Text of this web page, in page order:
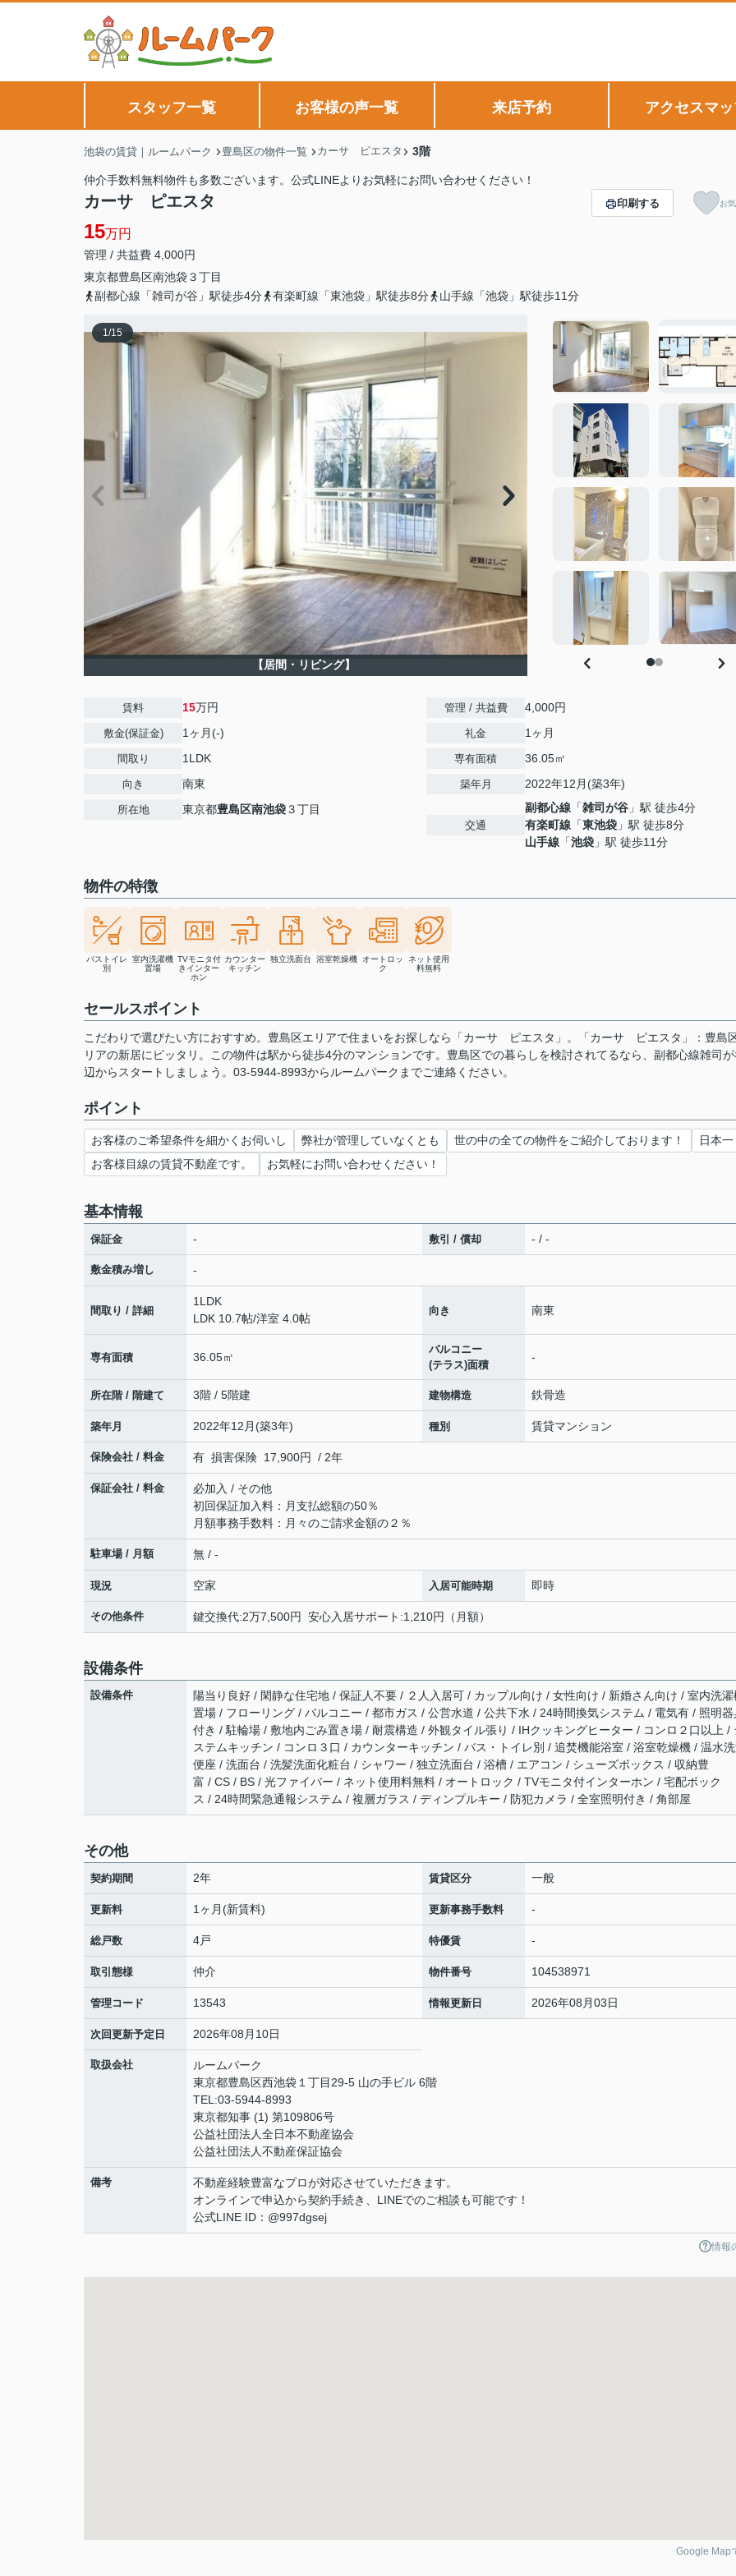
スタッフ一覧 お客様の声一覧 来店予約 アクセスマ
池袋の賃貸｜ルームパーク 豊島区の物件一覧 カーサ ピエスタ 3階
仲介手数料無料物件も多数ございます。公式LINEよりお気軽にお問い合わせください！
カーサ ピエスタ
15万円
管理 / 共益費 4,000円
東京都豊島区南池袋３丁目
副都心線「雑司が谷」駅徒歩4分
有楽町線「東池袋」駅徒歩8分 山手線「池袋」駅徒歩11分
印刷する お
1/15
【居間・リビング】
賃料 15万円
敷金(保証金) 1ヶ月(-)
間取り 1LDK
向き 南東
所在地 東京都豊島区南池袋３丁目
管理 / 共益費 4,000円
礼金 1ヶ月
専有面積 36.05㎡
築年月 2022年12月(築3年)
交通
副都心線 「雑司が谷 」駅 徒歩4分
有楽町線 「東池袋 」駅 徒歩8分
山手線 「池袋 」駅 徒歩11分
物件の特徴
バストイレ
別
室内洗濯機
置場
TVモニタ付
きインター
ホン
カウンター
キッチン
独立洗面台 浴室乾燥機
オートロッ
ク
ネット使用
料無料
セールスポイント
こだわりで選びたい方におすすめ。豊島区エリアで住まいをお探しなら「カーサ ピエスタ」。「カーサ ピエスタ」：豊島
リアの新居にピッタリ。この物件は駅から徒歩4分のマンションです。豊島区での暮らしを検討されてるなら、副都心線雑司が
辺からスタートしましょう。03-5944-8993からルームパークまでご連絡ください。
ポイント
お客様のご希望条件を細かくお伺いし 弊社が管理していなくとも 世の中の全ての物件をご紹介しております！
日本一
お客様目線の賃貸不動産です。
お気軽にお問い合わせください！
基本情報
保証金 - 敷引 / 償却 - / -
敷金積み増し -
間取り / 詳細
1LDK
LDK 10.7帖/洋室 4.0帖
向き 南東
専有面積 36.05㎡
バルコニー
(テラス)面積
-
所在階 / 階建て 3階 / 5階建 建物構造 鉄骨造
築年月 2022年12月(築3年) 種別 賃貸マンション
保険会社 / 料金 有 損害保険 17,900円 / 2年
保証会社 / 料金
必加入 / その他
初回保証加入料：月支払総額の50％
月額事務手数料：月々のご請求金額の２％
駐車場 / 月額 無 / -
現況 空家 入居可能時期 即時
その他条件 鍵交換代:2万7,500円 安心入居サポート:1,210円（月額）
設備条件
設備条件
陽当り良好 / 閑静な住宅地 / 保証人不要 / ２人入居可 / カップル向け / 女性向け / 新婚さん向け / 室内洗濯
置場 / フローリング / バルコニー / 都市ガス / 公営水道 / 公共下水 / 24時間換気システム / 電気有 / 照明器
付き / 駐輪場 / 敷地内ごみ置き場 / 耐震構造 / 外観タイル張り / IHクッキングヒーター / コンロ２口以上 /
ステムキッチン / コンロ３口 / カウンターキッチン / バス・トイレ別 / 追焚機能浴室 / 浴室乾燥機 / 温水
便座 / 洗面台 / 洗髪洗面化粧台 / シャワー / 独立洗面台 / 浴槽 / エアコン / シューズボックス / 収納豊
富 / CS / BS / 光ファイバー / ネット使用料無料 / オートロック / TVモニタ付インターホン / 宅配ボック
ス / 24時間緊急通報システム / 複層ガラス / ディンプルキー / 防犯カメラ / 全室照明付き / 角部屋
その他
契約期間 2年 賃貸区分 一般
更新料 1ヶ月(新賃料) 更新事務手数料 -
総戸数 4戸 特優賃 -
取引態様 仲介 物件番号 104538971
管理コード 13543 情報更新日 2026年08月03日
次回更新予定日 2026年08月10日
取扱会社
ルームパーク
東京都豊島区西池袋１丁目29-5 山の手ビル 6階
TEL:03-5944-8993
東京都知事 (1) 第109806号
公益社団法人全日本不動産協会
公益社団法人不動産保証協会
備考
不動産経験豊富なプロが対応させていただきます。
オンラインで申込から契約手続き、LINEでのご相談も可能です！
公式LINE ID：@997dgsej
情報
Google Map